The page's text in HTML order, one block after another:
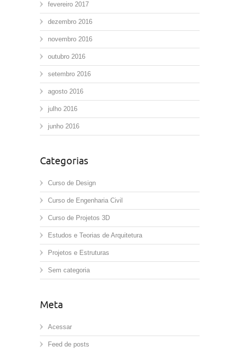
fevereiro 2017
dezembro 2016
novembro 2016
outubro 2016
setembro 2016
agosto 2016
julho 2016
junho 2016
Categorias
Curso de Design
Curso de Engenharia Civil
Curso de Projetos 3D
Estudos e Teorias de Arquitetura
Projetos e Estruturas
Sem categoria
Meta
Acessar
Feed de posts